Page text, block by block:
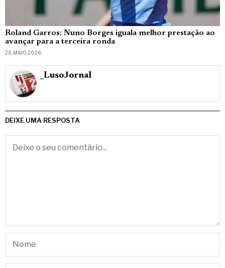
Roland Garros: Nuno Borges iguala melhor prestação ao
avançar para a terceira ronda
28 MAIO, 2026
_LusoJornal
DEIXE UMA RESPOSTA